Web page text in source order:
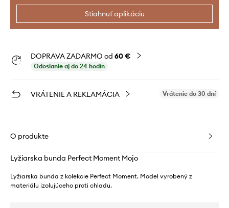
Stiahnuť aplikáciu
DOPRAVA ZADARMO od 60 €
Odoslanie aj do 24 hodín
VRÁTENIE A REKLAMÁCIA Vrátenie do 30 dní
O produkte
Lyžiarska bunda Perfect Moment Mojo
Lyžiarska bunda z kolekcie Perfect Moment. Model vyrobený z
materiálu izolujúceho proti chladu.